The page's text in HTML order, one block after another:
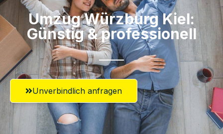
Umzug Würzburg​ Kiel:
Günstig & professionell​
Unverbindlich anfragen